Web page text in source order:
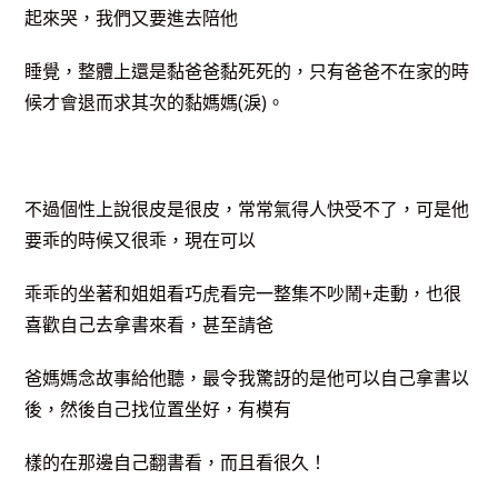
起來哭，我們又要進去陪他
睡覺，整體上還是黏爸爸黏死死的，只有爸爸不在家的時
候才會退而求其次的黏媽媽(淚)。
不過個性上說很皮是很皮，常常氣得人快受不了，可是他
要乖的時候又很乖，現在可以
乖乖的坐著和姐姐看巧虎看完一整集不吵鬧+走動，也很
喜歡自己去拿書來看，甚至請爸
爸媽媽念故事給他聽，最令我驚訝的是他可以自己拿書以
後，然後自己找位置坐好，有模有
樣的在那邊自己翻書看，而且看很久！